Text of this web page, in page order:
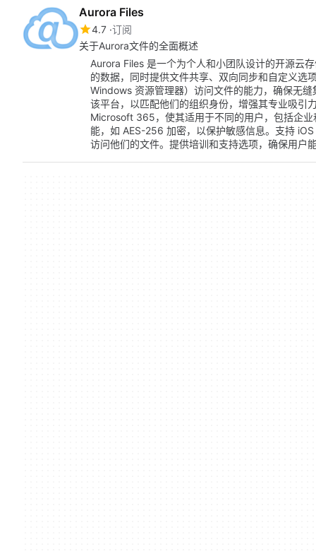
Aurora Files
4.7 订阅
关于Aurora文件的全面概述
Aurora Files 是一个为个人和小团队设计的开源云
的数据，同时提供文件共享、双向同步和自定义选
Windows 资源管理器）访问文件的能力，确保无
该平台，以匹配他们的组织身份，增强其专业吸引
Microsoft 365，使其适用于不同的用户，包括企
能，如 AES-256 加密，以保护敏感信息。支持
访问他们的文件。提供培训和支持选项，确保用户